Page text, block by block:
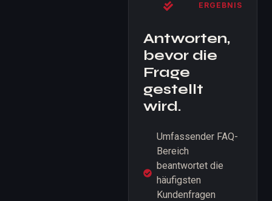
ERGEBNIS
Antworten,
bevor die
Frage
gestellt
wird.
Umfassender FAQ-
Bereich
beantwortet die
häufigsten
Kundenfragen